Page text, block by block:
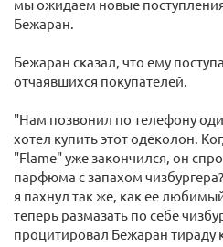
мы ожидаем новые
Бежаран.
Бежаран сказал, что ему
отчаявшихся покупателей.
"Нам позвонил по телефону
хотел купить этот одеколон.
"Flame" уже закончился, он
парфюма с запахом
я пахнул так же, как ее
теперь размазать по себе
процитировал Бежаран тираду